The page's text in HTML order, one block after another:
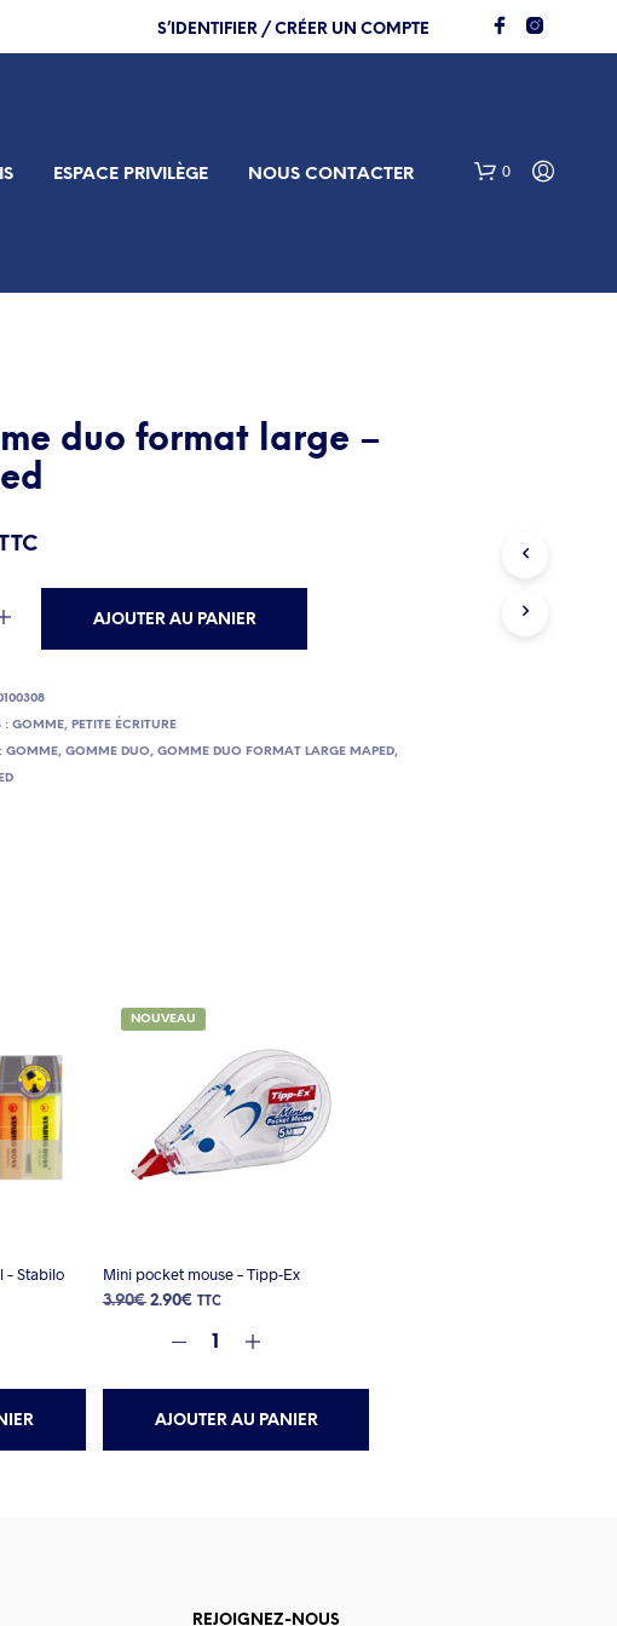
S’IDENTIFIER / CRÉER UN COMPTE
ESPACE PRIVILÈGE NOUS CONTACTER 0
duo format large –
AJOUTER AU PANIER
:GOMME, PETITE ÉCRITURE
:GOMME,GOMME DUO,GOMME DUO FORMAT LARGE MAPED,
– Stabilo
NOUVEAU
Mini pocket mouse – Tipp-Ex
3.90€ Le
initial
3.90€.
2.90€ Le
actuel
2.90€.
TTC
AJOUTER AU PANIER
REJOIGNEZ-NOUS